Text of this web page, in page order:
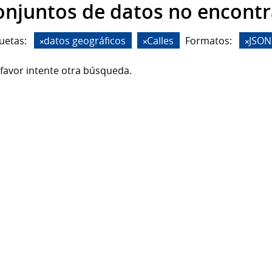
de datos no
datos geográficos Calles Formatos: JSON
intente otra búsqueda.